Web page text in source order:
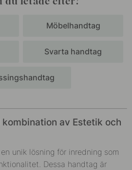
Möbelhandtag
Svarta handtag
av Estetik och
unik lösning för inredning som
Dessa handtag är